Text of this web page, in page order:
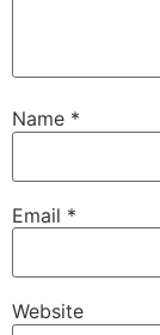
Name *
Email *
Website